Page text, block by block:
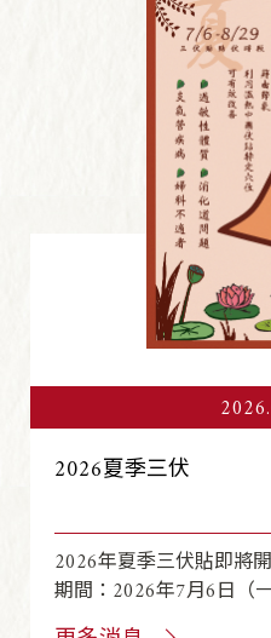
2026夏季三伏
2026年夏季三伏貼即將
期間：2026年7月6日（
（六）